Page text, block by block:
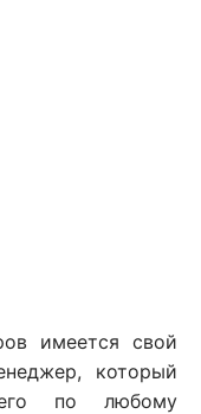
имеется свой
который
его по любому